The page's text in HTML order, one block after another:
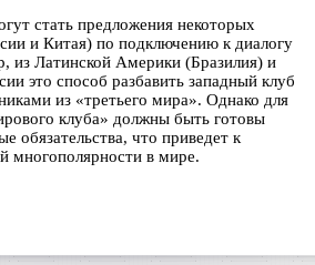
стать предложения некоторых
и Китая) по подключению к диалогу
из Латинской Америки (Бразилия) и
это способ разбавить западный клуб
из «третьего мира». Однако для
клуба» должны быть готовы
обязательства, что приведет к
многополярности в мире.